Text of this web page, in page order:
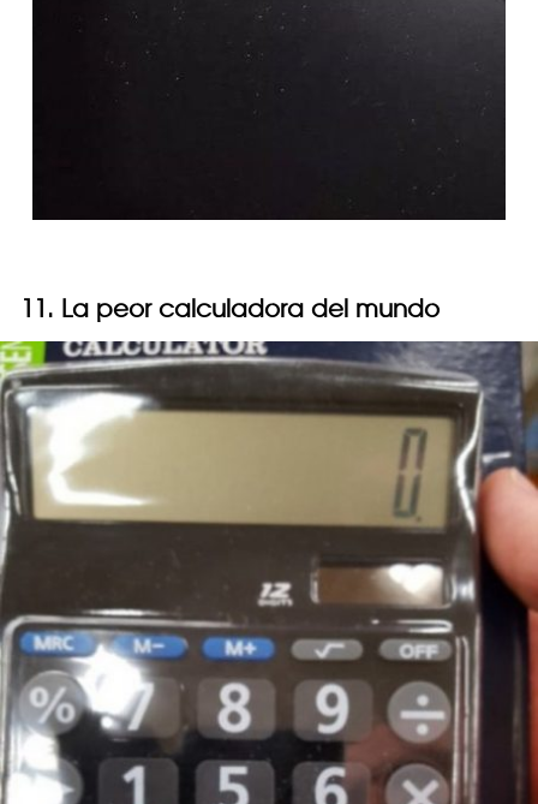
11. La peor calculadora del mundo